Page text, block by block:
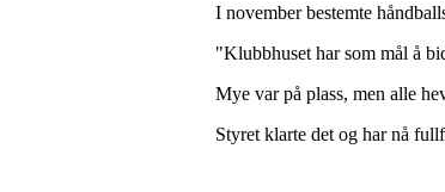
I november bestemte
"Klubbhuset har som mål å
Mye var på plass, men alle
Styret klarte det og har nå